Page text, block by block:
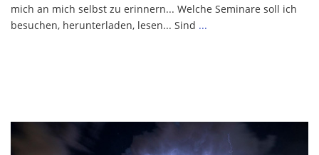
mich an mich selbst zu erinnern... Welche Seminare soll ich
besuchen, herunterladen, lesen... Sind ...